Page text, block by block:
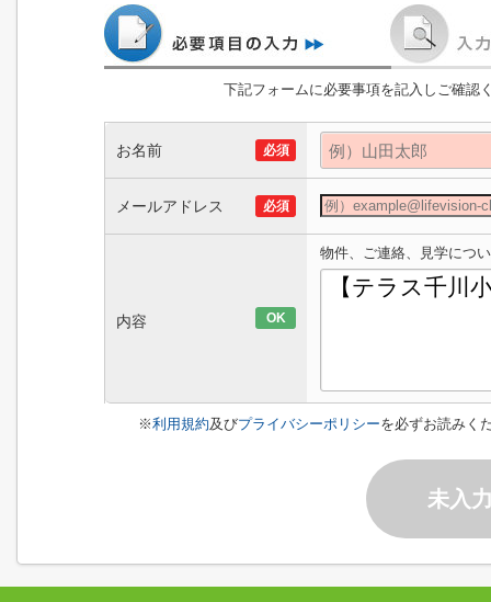
下記フォームに必要事項を記入しご確認
お名前 必須
メールアドレス 必須
内容 OK
物件、ご連絡、見学につ
※利用規約及びプライバシーポリシーを必ずお読みく
未入